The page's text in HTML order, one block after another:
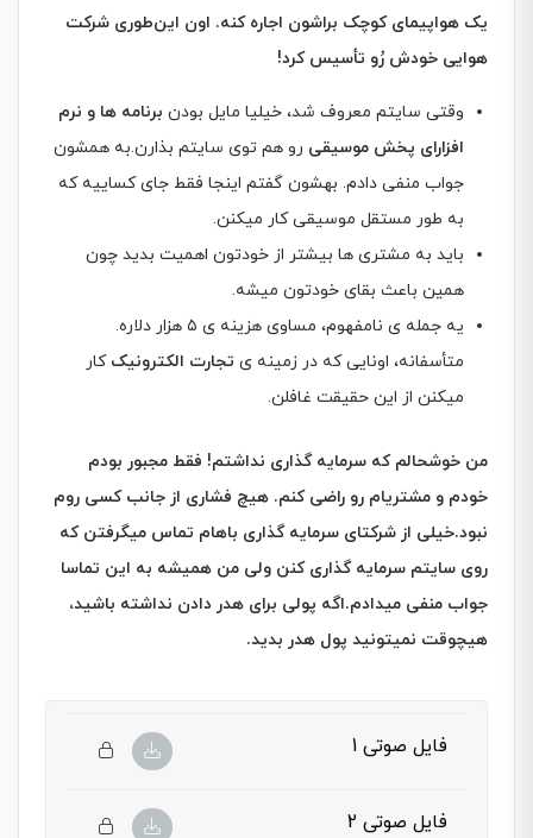
یک هواپیمای کوچک براشون اجاره کنه. اون این‌طوری شرکت
هوایی خودش رُو تأسیس کرد!
وقتی سایتم معروف شد، خیلیا مایل بودن برنامه ها و نرم
افزارای پخش موسیقی رو هم توی سایتم بذارن.به همشون
جواب منفی دادم. بهشون گفتم اینجا فقط جای کساییه که
به طور مستقل موسیقی کار میکنن.
باید به مشتری ها بیشتر از خودتون اهمیت بدید چون
همین باعث بقای خودتون میشه.
یه جمله ی نامفهوم، مساوی هزینه ی ۵ هزار دلاره.
متأسفانه، اونایی که در زمینه ی تجارت الکترونیک کار
میکنن از این حقیقت غافلن.
من خوشحالم که سرمایه گذاری نداشتم! فقط مجبور بودم
خودم و مشتریام رو راضی کنم. هیچ فشاری از جانب کسی روم
نبود.خیلی از شرکتای سرمایه گذاری باهام تماس میگرفتن که
روی سایتم سرمایه گذاری کنن ولی من همیشه به این تماسا
جواب منفی میدادم.اگه پولی برای هدر دادن نداشته باشید،
هیچوقت نمیتونید پول هدر بدید.
فایل صوتی 1
فایل صوتی 2